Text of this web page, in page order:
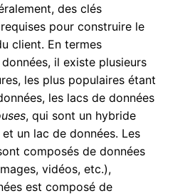
des clés
pour construire le
client. En termes
il existe plusieurs
les plus populaires étant
les lacs de données
, qui sont un hybride
un lac de données. Les
composés de données
vidéos, etc.),
est composé de